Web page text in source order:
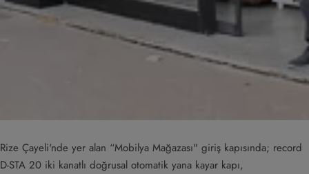
Rize Çayeli'nde yer alan “Mobilya Mağazası" giriş kapısında; record
D-STA 20 iki kanatlı doğrusal otomatik yana kayar kapı,